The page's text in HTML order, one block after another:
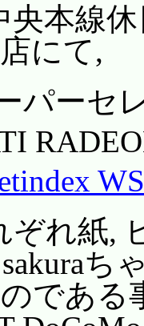
央本線
にて,
パーセ
ぞれ紙,
であ